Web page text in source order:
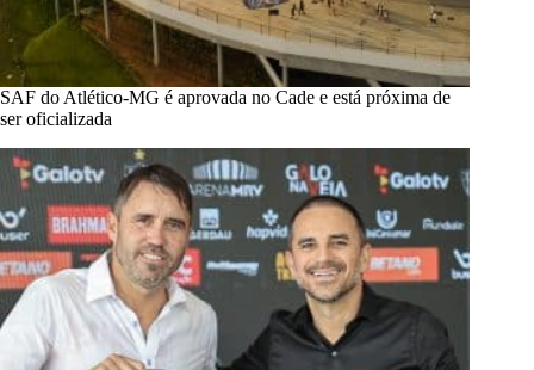
SAF do Atlético-MG é aprovada no Cade e está próxima de
ser oficializada